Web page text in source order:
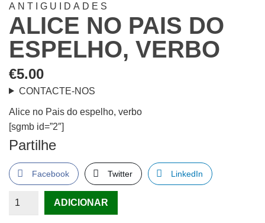
ANTIGUIDADES
ALICE NO PAIS DO
ESPELHO, VERBO
€5.00
CONTACTE-NOS
Alice no Pais do espelho, verbo
[sgmb id=”2″]
Partilhe
Facebook Twitter LinkedIn
QuantidadeADICIONAR